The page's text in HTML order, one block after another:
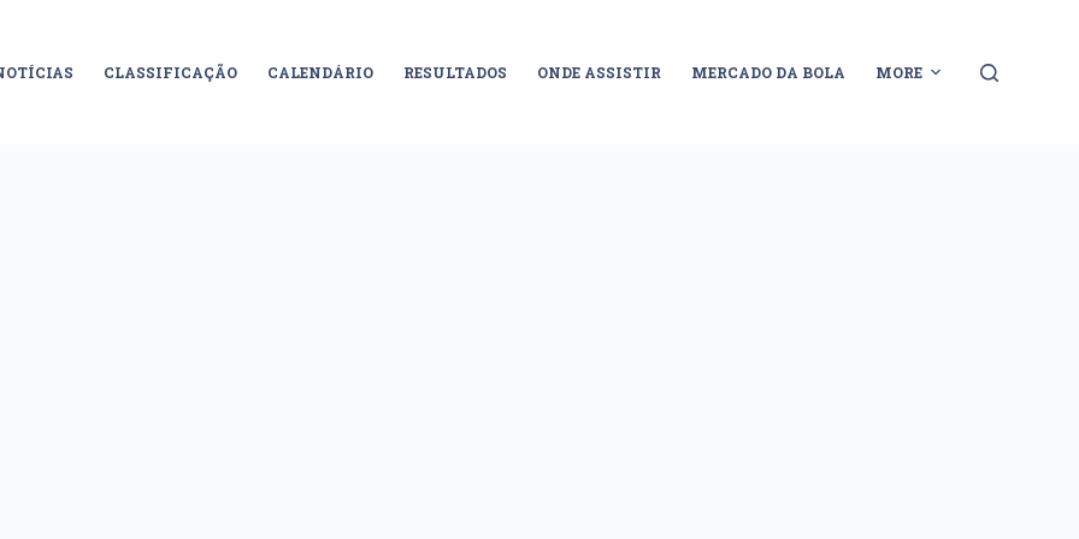
CLASSIFICAÇÃO CALENDÁRIO RESULTADOS ONDE ASSISTIR MERCADO DA BOLA MORE